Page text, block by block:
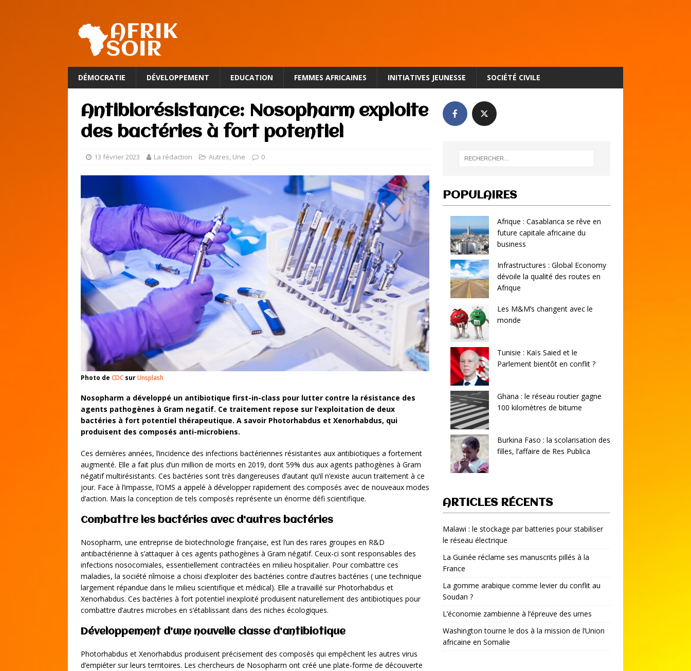
DÉMOCRATIE DÉVELOPPEMENT EDUCATION FEMMES AFRICAINES INITIATIVES JEUNESSE SOCIÉTÉ CIVILE
Antibiorésistance: Nosopharm exploite
des bactéries à fort potentiel
13 février 2023 La rédaction Autres, Une 0
Photo de CDC surUnsplash
Nosopharm a développé un antibiotique first-in-class pour lutter contre la résistance des
agents pathogènes à Gram negatif. Ce traitement repose sur l’exploitation de deux
bactéries à fort potentiel thérapeutique. A savoir Photorhabdus et Xenorhabdus, qui
produisent des composés anti-microbiens.
Ces dernières années, l’incidence des infections bactériennes résistantes aux antibiotiques a fortement
augmenté. Elle a fait plus d’un million de morts en 2019, dont 59% dus aux agents pathogènes à Gram
négatif multirésistants. Ces bactéries sont très dangereuses d’autant qu’il n’existe aucun traitement à ce
jour. Face à l’impasse, l’OMS a appelé à développer rapidement des composés avec de nouveaux modes
d’action. Mais la conception de tels composés représente un énorme défi scientifique.
Combattre les bactéries avec d’autres bactéries
Nosopharm, une entreprise de biotechnologie française, est l’un des rares groupes en R&D
antibactérienne à s’attaquer à ces agents pathogènes à Gram négatif. Ceux-ci sont responsables des
infections nosocomiales, essentiellement contractées en milieu hospitalier. Pour combattre ces
maladies, la société nîmoise a choisi d’exploiter des bactéries contre d’autres bactéries ( une technique
largement répandue dans le milieu scientifique et médical). Elle a travaillé sur Photorhabdus et
Xenorhabdus. Ces bactéries à fort potentiel inexploité produisent naturellement des antibiotiques pour
combattre d’autres microbes en s’établissant dans des niches écologiques.
Développement d’une nouvelle classe d’antibiotique
Photorhabdus et Xenorhabdus produisent précisement des composés qui empêchent les autres virus
d’empiéter sur leurs territoires. Les chercheurs de Nosopharm ont créé une plate-forme de découverte
POPULAIRES
Afrique : Casablanca se rêve en
future capitale africaine du
business
Infrastructures : Global Economy
dévoile la qualité des routes en
Afrique
Les M&M’s changent avec le
monde
Tunisie : Kaïs Saied et le
Parlement bientôt en conflit ?
Ghana : le réseau routier gagne
100 kilomètres de bitume
Burkina Faso : la scolarisation des
filles, l’affaire de Res Publica
ARTICLES RÉCENTS
Malawi : le stockage par batteries pour stabiliser
le réseau électrique
La Guinée réclame ses manuscrits pillés à la
France
La gomme arabique comme levier du conflit au
Soudan ?
L’économie zambienne à l’épreuve des urnes
Washington tourne le dos à la mission de l’Union
africaine en Somalie